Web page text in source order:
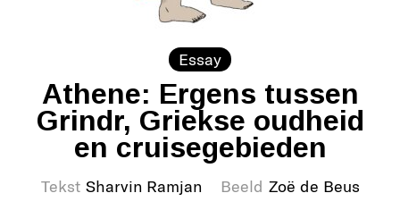
Essay
Athene: Ergens tussen
Grindr, Griekse oudheid
en cruisegebieden
Tekst Sharvin Ramjan Beeld Zoë de Beus